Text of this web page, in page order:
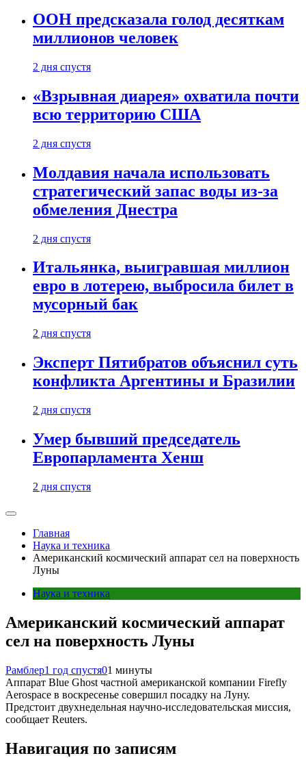
ООН предсказала голод десяткам
миллионов человек
2 дня спустя
«Взрывная диарея» охватила почти
всю территорию США
2 дня спустя
Молдавия начала использовать
стратегический запас воды из-за
обмеления Днестра
2 дня спустя
Итальянка, выигравшая миллион
евро в лотерею, выбросила билет в
мусорный бак
2 дня спустя
Эксперт Пятибратов объяснил суть
конфликта Аргентины и Бразилии
2 дня спустя
Умер бывший председатель
Европарламента Хенш
2 дня спустя
Главная
Наука и техника
Американский космический аппарат сел на поверхность
Луны
Наука и техника
Американский космический аппарат
сел на поверхность Луны
Рамблер1 год спустя01 минуты
Аппарат Blue Ghost частной американской компании Firefly
Aerospace в воскресенье совершил посадку на Луну.
Предстоит двухнедельная научно-исследовательская миссия,
сообщает Reuters.
Навигация по записям